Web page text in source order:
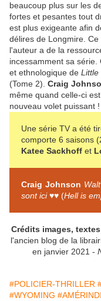
beaucoup plus sur les
fortes et pesantes tout
est plus exigeante afin
délires de Longmire.
l'auteur a de la
incessamment sa
et ethnologique de Little
(Tome 2). Craig
même quand celle-ci
nouveau volet puissant !
Une série TV a été
comporte 6 saisons
Katee Sackhoff et
Craig Johnson
sont ici♥♥ (Hell is
Crédits images,
l'ancien blog de la
en janvier 2021 -
#POLICIER-THRILLER
#WYOMING